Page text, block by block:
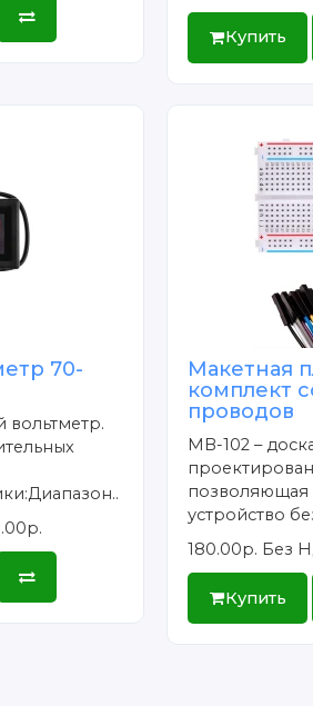
Купить
70-
Макетная
комплект
проводов
MB-102 –
позволяющая
устройство
180.00р. Без
Купить